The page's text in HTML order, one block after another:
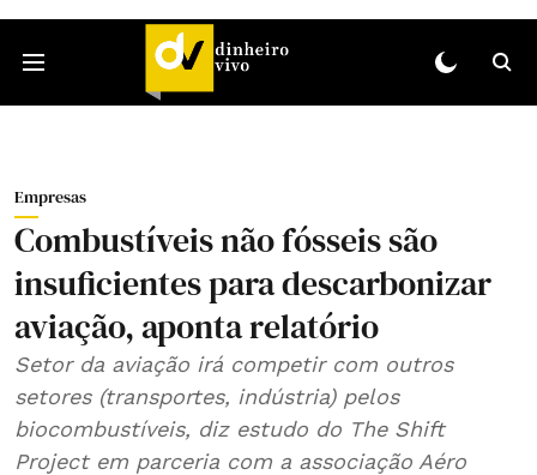
Empresas
Combustíveis não fósseis são
insuficientes para descarbonizar
aviação, aponta relatório
Setor da aviação irá competir com outros
setores (transportes, indústria) pelos
biocombustíveis, diz estudo do The Shift
Project em parceria com a associação Aéro